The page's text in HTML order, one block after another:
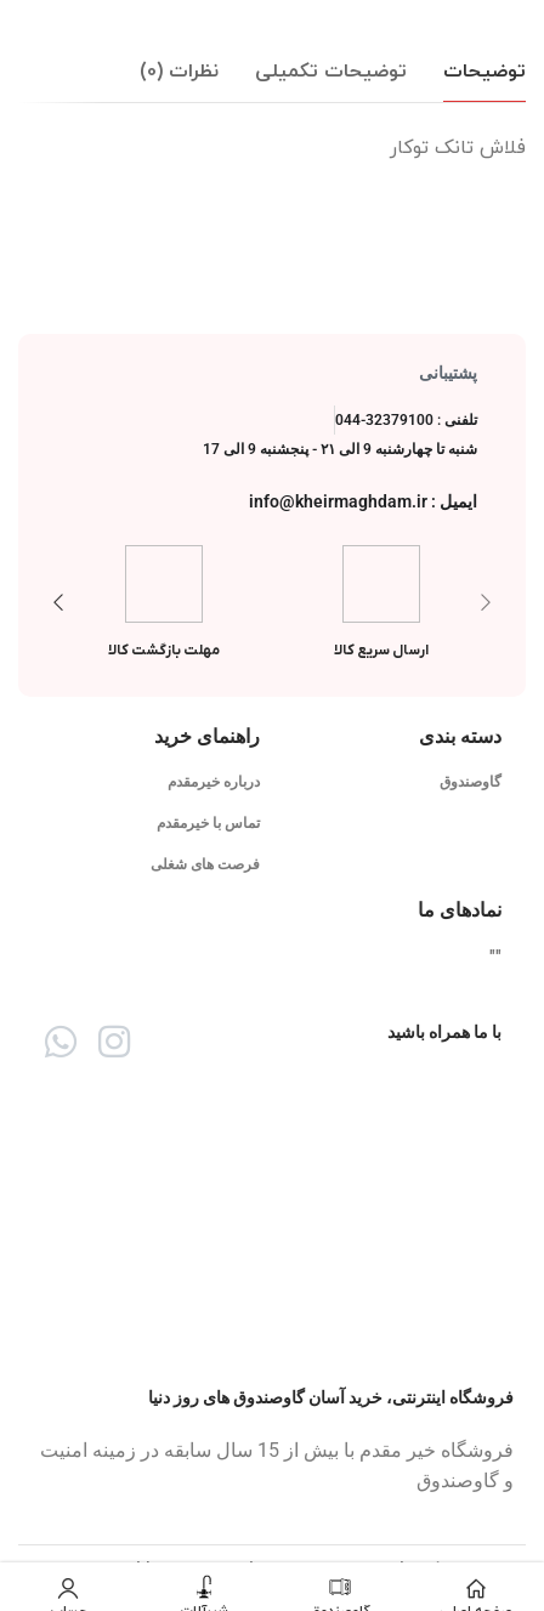
توضیحات توضیحات تکمیلی نظرات (0)
فلاش تانک توکار
پشتیبانی
تلفنی : 32379100-044
شنبه تا چهارشنبه 9 الی ۲۱ - پنجشنبه 9 الی 17
ایمیل : info@kheirmaghdam.ir
ارسال سریع کالا مهلت بازگشت کالا
دسته بندی
گاوصندوق
راهنمای خرید
درباره خیرمقدم
تماس با خیرمقدم
فرصت های شغلی
نمادهای ما
"
"
با ما همراه باشید
فروشگاه اینترنتی، خرید آسان گاوصندوق های روز دنیا
فروشگاه خیر مقدم با بیش از 15 سال سابقه در زمینه امنیت
و گاوصندوق
کپی رایت© 2023 خیر مقدم. تمامی حقوق محفوظ است.